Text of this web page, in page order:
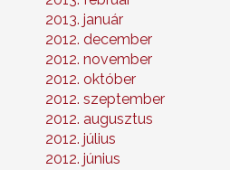
2013. január
2012. december
2012. november
2012. október
2012. szeptember
2012. augusztus
2012. július
2012. június